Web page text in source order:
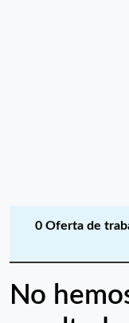
0 Oferta de
No